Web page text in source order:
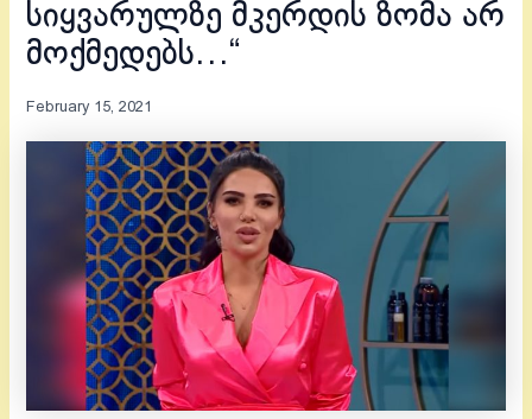
სიყვარულზე მკერდის ზომა არ
მოქმედებს…“
February 15, 2021